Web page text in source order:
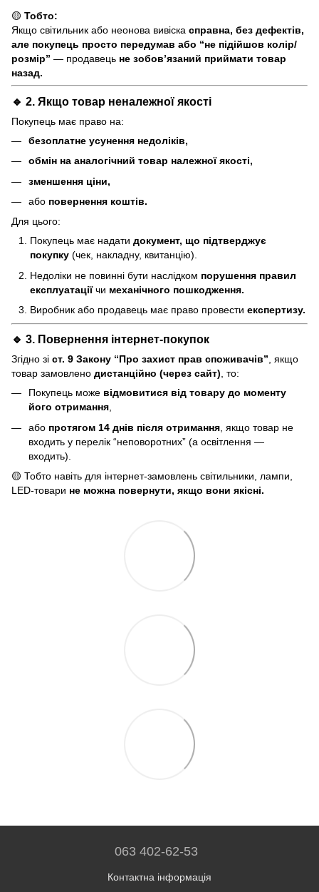
🟡 Тобто:
Якщо світильник або неонова вивіска справна, без дефектів,
але покупець просто передумав або “не підійшов колір/
розмір” — продавець не зобов’язаний приймати товар
назад.
🔹 2. Якщо товар неналежної якості
Покупець має право на:
безоплатне усунення недоліків,
обмін на аналогічний товар належної якості,
зменшення ціни,
або повернення коштів.
Для цього:
Покупець має надати документ, що підтверджує
покупку (чек, накладну, квитанцію).
Недоліки не повинні бути наслідком порушення правил
експлуатаціїчи механічного пошкодження.
Виробник або продавець має право провести експертизу.
🔹 3. Повернення інтернет-покупок
Згідно зі ст. 9 Закону “Про захист прав споживачів”, якщо
товар замовлено дистанційно (через сайт), то:
Покупець може відмовитися від товару до моменту
його отримання,
або протягом 14 днів після отримання , якщо товар не
входить у перелік “неповоротних” (а освітлення —
входить).
🟡 Тобто навіть для інтернет-замовлень світильники, лампи,
LED-товари не можна повернути, якщо вони якісні.
063 402-62-53
Контактна інформація